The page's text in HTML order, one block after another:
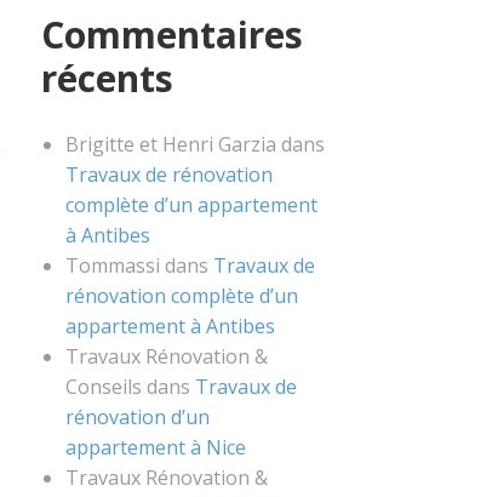
Commentaires
récents
Brigitte et Henri Garzia dans
Travaux de rénovation
complète d’un appartement
à Antibes
Tommassi dans Travaux de
rénovation complète d’un
appartement à Antibes
Travaux Rénovation &
Conseils dans Travaux de
rénovation d’un
appartement à Nice
Travaux Rénovation &